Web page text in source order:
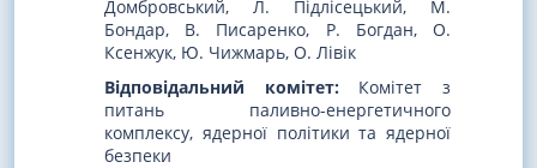
Домбровський, Л. Підлісецький, М.
Бондар, В. Писаренко, Р. Богдан, О.
Ксенжук, Ю. Чижмарь, О. Лівік
Відповідальний комітет:Комітет з
питань паливно-енергетичного
комплексу, ядерної політики та ядерної
безпеки